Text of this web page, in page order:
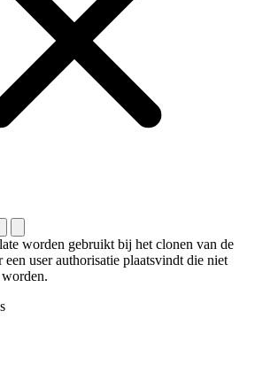
worden gebruikt bij het clonen van de
user authorisatie plaatsvindt die niet